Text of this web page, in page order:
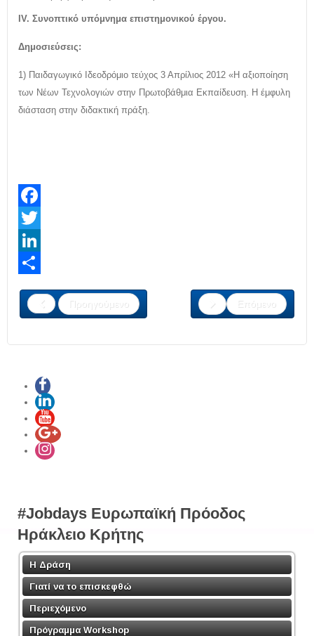
ΙV. Συνοπτικό υπόμνημα επιστημονικού έργου.
Δημοσιεύσεις:
1) Παιδαγωγικό Ιδεοδρόμιο τεύχος 3 Απρίλιος 2012 «Η αξιοποίηση
των Νέων Τεχνολογιών στην Πρωτοβάθμια Εκπαίδευση. Η έμφυλη
διάσταση στην διδακτική πράξη.
Facebook
Twitter
LinkedIn
Προηγούμενο
Επόμενο
#Jobdays Ευρωπαϊκή Πρόοδος
Ηράκλειο Κρήτης
Η Δράση
Γιατί να το επισκεφθώ
Περιεχόμενο
Πρόγραμμα Workshop